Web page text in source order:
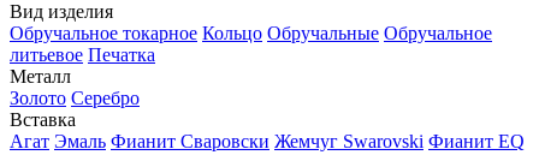
Вид изделия
Обручальное токарное Кольцо Обручальные Обручальное
литьевое Печатка
Металл
Золото Серебро
Вставка
Агат Эмаль Фианит Сваровски Жемчуг Swarovski Фианит EQ